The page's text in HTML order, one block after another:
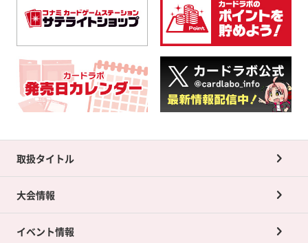
取扱タイトル
大会情報
イベント情報